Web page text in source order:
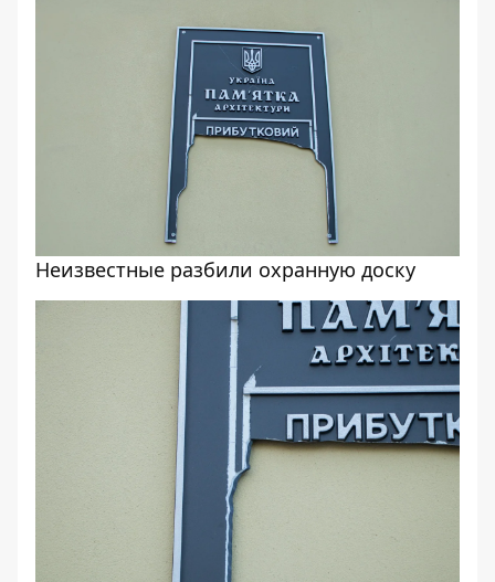
Неизвестные разбили охранную доску